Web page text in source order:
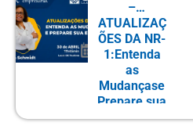
–
ATUALIZAÇ
ÕES DA NR-
1:Entenda
as
Mudançase
Prepare sua
Empresa